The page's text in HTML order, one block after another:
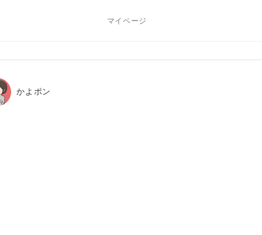
マイページ
かよポン